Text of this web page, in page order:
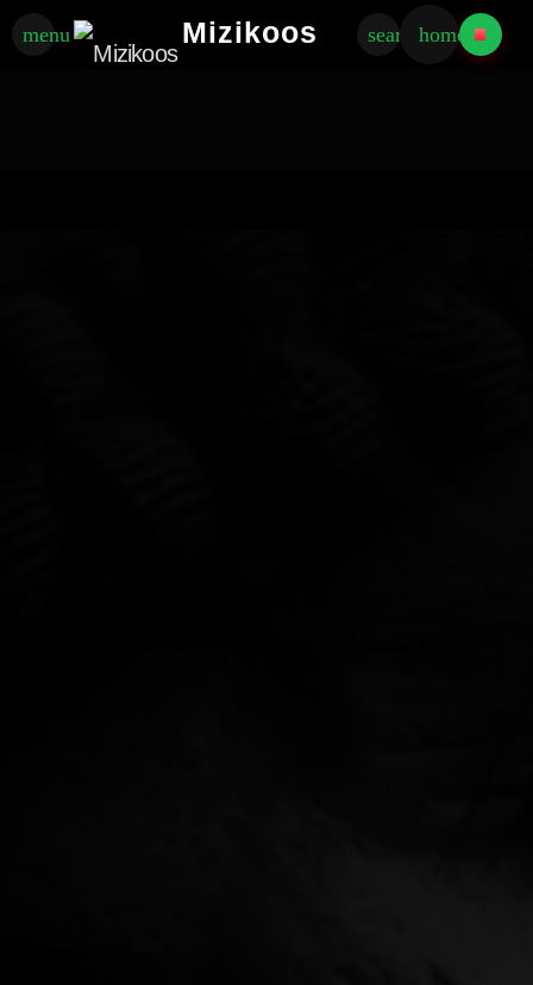
menu Mizikoos searchhome